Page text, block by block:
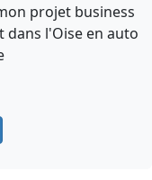
projet business
l'Oise en auto